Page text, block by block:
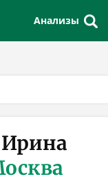
Анализы